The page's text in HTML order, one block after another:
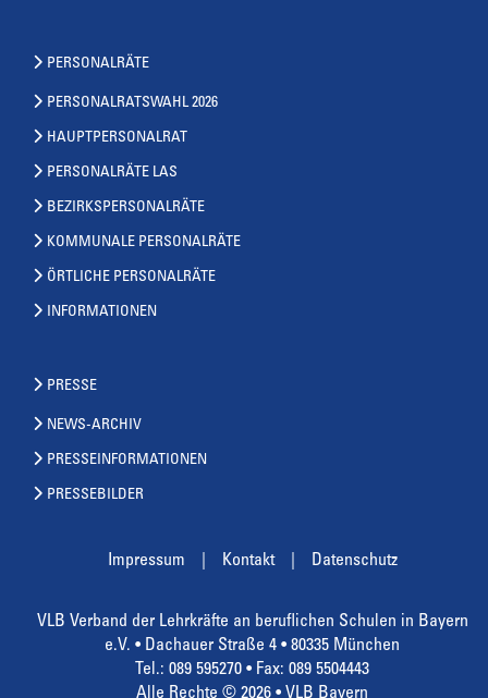
PERSONALRÄTE
PERSONALRATSWAHL 2026
HAUPTPERSONALRAT
PERSONALRÄTE LAS
BEZIRKSPERSONALRÄTE
KOMMUNALE PERSONALRÄTE
ÖRTLICHE PERSONALRÄTE
INFORMATIONEN
PRESSE
NEWS-ARCHIV
PRESSEINFORMATIONEN
PRESSEBILDER
Impressum Kontakt Datenschutz
VLB Verband der Lehrkräfte an beruflichen Schulen in Bayern
e.V. • Dachauer Straße 4 • 80335 München
Tel.: 089 595270 • Fax: 089 5504443
Alle Rechte © 2026 • VLB Bayern